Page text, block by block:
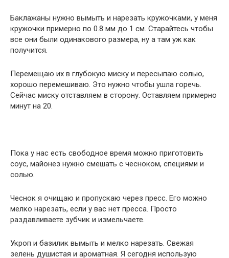
Баклажаны нужно вымыть и нарезать кружочками, у меня
кружочки примерно по 0.8 мм до 1 см. Старайтесь чтобы
все они были одинакового размера, ну а там уж как
получится.
Перемещаю их в глубокую миску и пересыпаю солью,
хорошо перемешиваю. Это нужно чтобы ушла горечь.
Сейчас миску отставляем в сторону. Оставляем примерно
минут на 20.
Пока у нас есть свободное время можно приготовить
соус, майонез нужно смешать с чесноком, специями и
солью.
Чеснок я очищаю и пропускаю через пресс. Его можно
мелко нарезать, если у вас нет пресса. Просто
раздавливаете зубчик и измельчаете.
Укроп и базилик вымыть и мелко нарезать. Свежая
зелень душистая и ароматная. Я сегодня использую